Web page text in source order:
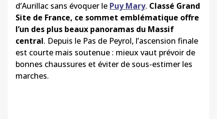
d’Aurillac sans évoquer le Puy Mary. Classé Grand
Site de France, ce sommet emblématique offre
l’un des plus beaux panoramas du Massif
central. Depuis le Pas de Peyrol, l’ascension finale
est courte mais soutenue : mieux vaut prévoir de
bonnes chaussures et éviter de sous-estimer les
marches.